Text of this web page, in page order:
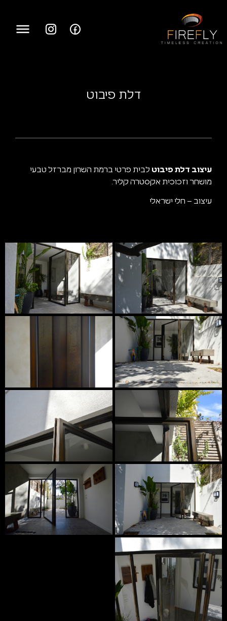
דלת פיבוט
עיצוב דלת פיבוט לבית פרטי ברמת השרון מברזל טבעי
מושחר וזכוכית אקסטרה קליר.
עיצוב – חלי ישראלי